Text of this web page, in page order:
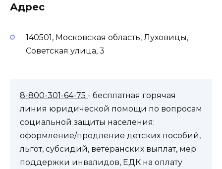
Адрес
140501, Московская область, Луховицы,
Советская улица, 3
8-800-301-64-75 - бесплатная горячая
линия юридической помощи по вопросам
социальной защиты населения:
оформление/продление детских пособий,
льгот, субсидий, ветеранских выплат, мер
поддержки инвалидов, ЕДК на оплату